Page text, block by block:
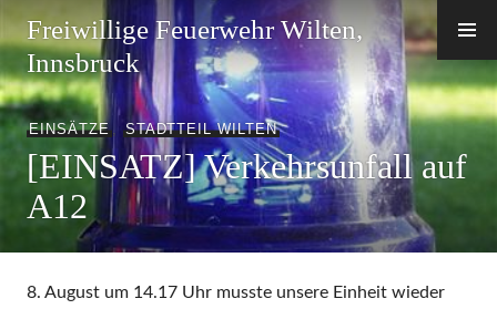
Inhalt
springen
Freiwillige Feuerwehr Wilten,
Innsbruck
EINSÄTZE, STADTTEIL WILTEN
[EINSATZ] Verkehrsunfall auf
A12
8. August um 14.17 Uhr musste unsere Einheit wieder